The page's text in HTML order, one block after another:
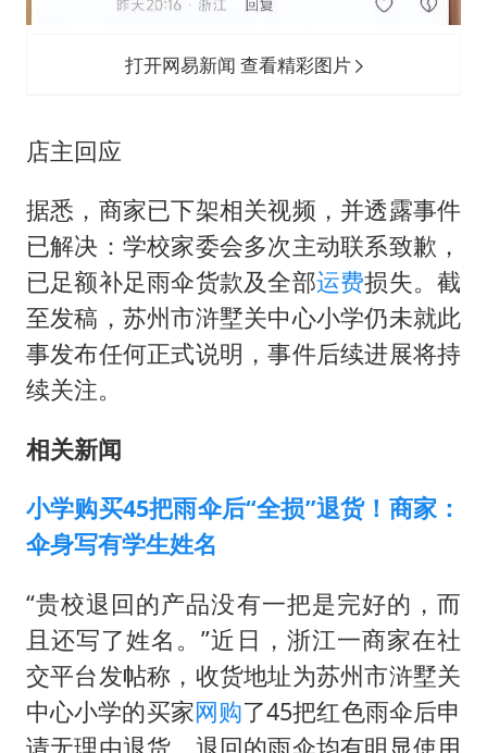
打开网易新闻 查看精彩图片
店主回应
据悉，商家已下架相关视频，并透露事件
已解决：学校家委会多次主动联系致歉，
已足额补足雨伞货款及全部运费损失。截
至发稿，苏州市浒墅关中心小学仍未就此
事发布任何正式说明，事件后续进展将持
续关注。
相关新闻
小学购买45把雨伞后“全损”退货！商家：
伞身写有学生姓名
“贵校退回的产品没有一把是完好的，而
且还写了姓名。”近日，浙江一商家在社
交平台发帖称，收货地址为苏州市浒墅关
中心小学的买家网购了45把红色雨伞后申
请无理由退货，退回的雨伞均有明显使用